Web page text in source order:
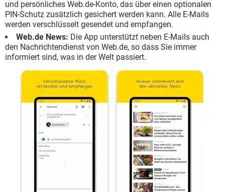
und persönliches Web.de-Konto, das über einen optionalen
PIN-Schutz zusätzlich gesichert werden kann. Alle E-Mails
werden verschlüsselt gesendet und empfangen.
Web.de News: Die App unterstützt neben E-Mails auch
den Nachrichtendienst von Web.de, so dass Sie immer
informiert sind, was in der Welt passiert.